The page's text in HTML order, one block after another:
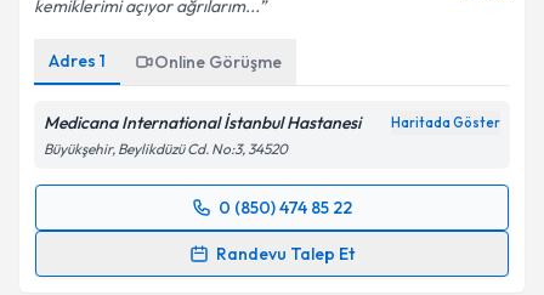
Metni'ni okudum ve kişisel verilerimin belirtilen
Takvim Talebini Gönder
kemiklerimi açıyor ağrılarım...
Adres 1 Online Görüşme
Medicana International İstanbul Hastanesi Haritada Göster
Büyükşehir, Beylikdüzü Cd. No:3, 34520
0 (850) 474 85 22
Randevu Talep Et
Randevu Takvimi Talebi